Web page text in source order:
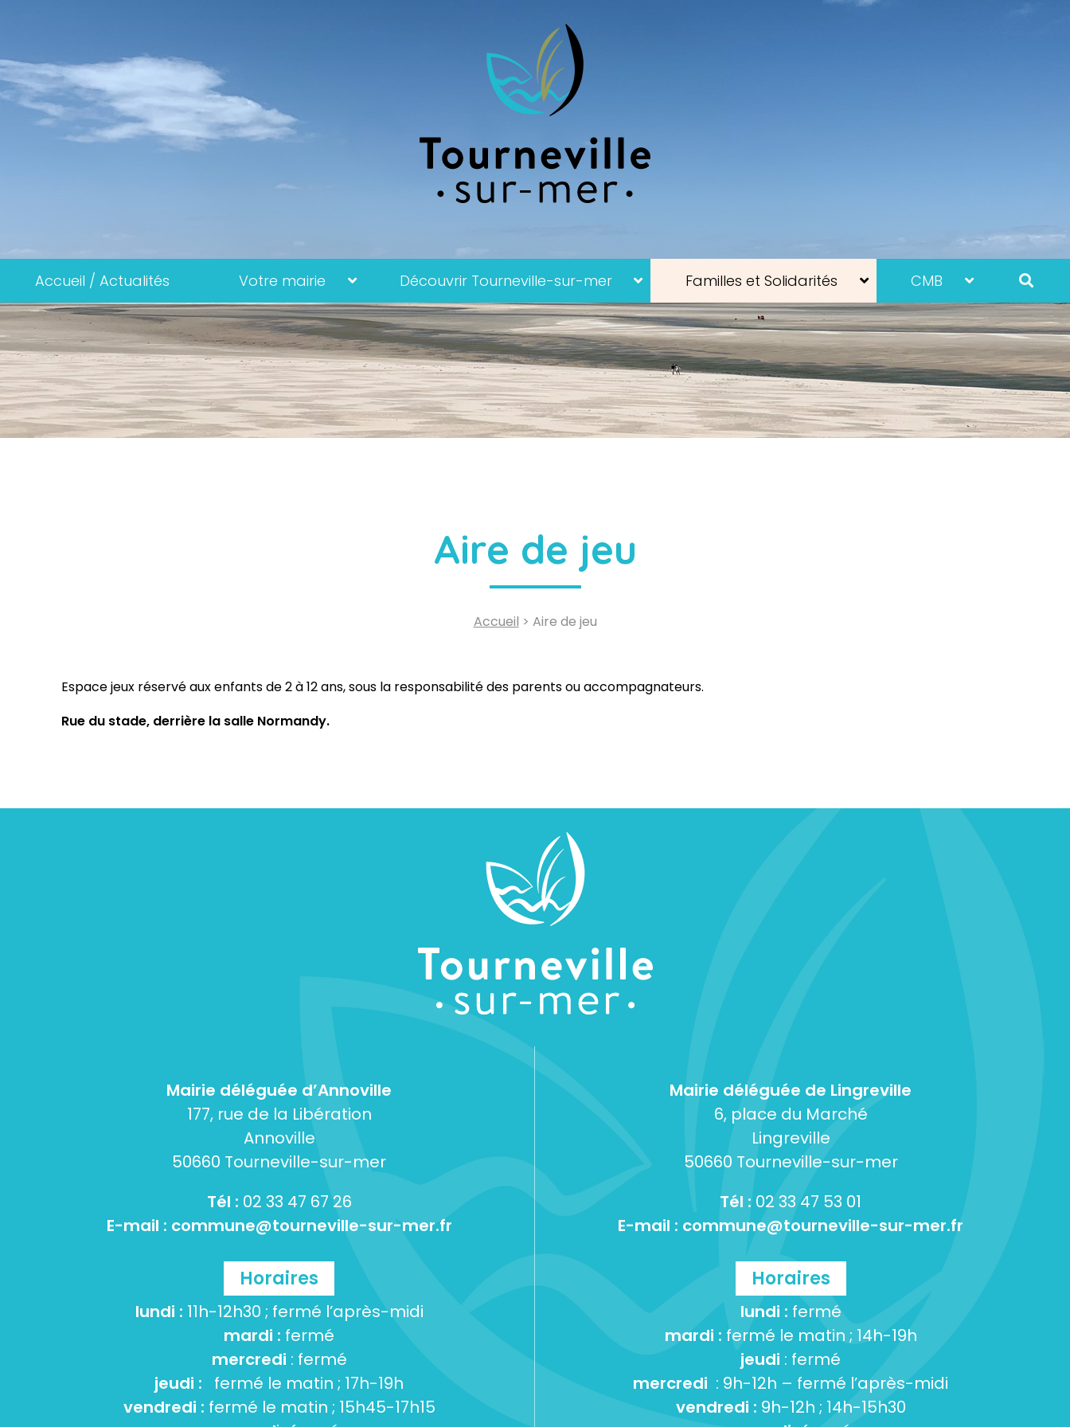
Accueil / Actualités Votre mairie Découvrir Tourneville-sur-mer Familles et Solidarités CMB
Aire de jeu
Accueil > Aire de jeu
Espace jeux réservé aux enfants de 2 à 12 ans, sous la responsabilité des parents ou accompagnateurs.
Rue du stade, derrière la salle Normandy.
Mairie déléguée d’Annoville
177, rue de la Libération
Annoville
50660 Tourneville-sur-mer
Tél : 02 33 47 67 26
E-mail : commune@tourneville-sur-mer.fr
Horaires
lundi : 11h-12h30 ; fermé l’après-midi
mardi : fermé
mercredi : fermé
jeudi : fermé le matin ; 17h-19h
vendredi : fermé le matin ; 15h45-17h15
Mairie déléguée de Lingreville
6, place du Marché
Lingreville
50660 Tourneville-sur-mer
Tél : 02 33 47 53 01
E-mail : commune@tourneville-sur-mer.fr
Horaires
lundi : fermé
mardi : fermé le matin ; 14h-19h
jeudi : fermé
mercredi : 9h-12h – fermé l’après-midi
vendredi : 9h-12h ; 14h-15h30